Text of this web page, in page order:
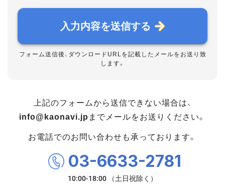
入力内容を送信する
フォーム送信後、ダウンロードURLを記載したメールをお送り致
します。
上記のフォームから送信できない場合は、
info@kaonavi.jp までメールをお送りください。
お電話でのお問い合わせも承っております。
03-6633-2781